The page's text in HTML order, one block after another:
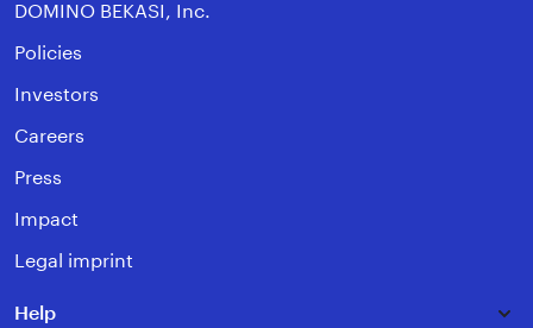
DOMINO BEKASI, Inc.
Policies
Investors
Careers
Press
Impact
Legal imprint
Help